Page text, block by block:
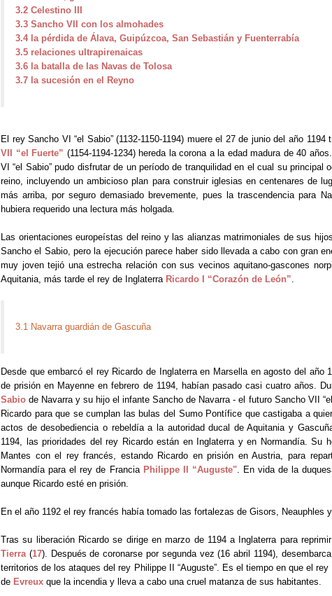
3.2 Celestino III
3.3 Sancho VII con los almohades
3.4 la pérdida de Álava, Guipúzcoa, San Sebastián y Fuenterrabía
3.5 relaciones ultrapirenaicas
3.6 la batalla de las Navas de Tolosa
3.7 la sucesión en el Reyno
El rey Sancho VI “el Sabio” (1132-1150-1194) muere el 27 de junio del año
VII “el Fuerte” (1154-1194-1234) hereda la corona a la edad madura de 40
VI “el Sabio” pudo disfrutar de un período de tranquilidad en el cual su principal
reino, incluyendo un ambicioso plan para construir iglesias en centenares de
más arriba, por seguro demasiado brevemente, pues la trascendencia para
hubiera requerido una lectura más holgada.
Las orientaciones europeístas del reino y las alianzas matrimoniales de sus
Sancho el Sabio, pero la ejecución parece haber sido llevada a cabo con gran
muy joven tejió una estrecha relación con sus vecinos aquitano-gascones
Aquitania, más tarde el rey de Inglaterra Ricardo I “Corazón de León”.
3.1 Navarra guardián de Gascuña
Desde que embarcó el rey Ricardo de Inglaterra en Marsella en agosto del año
de prisión en Mayenne en febrero de 1194, habían pasado casi cuatro años.
Sabio de Navarra y su hijo el infante Sancho de Navarra - el futuro Sancho VII
Ricardo para que se cumplan las bulas del Sumo Pontífice que castigaba a
actos de desobediencia o rebeldía a la autoridad ducal de Aquitania y
1194, las prioridades del rey Ricardo están en Inglaterra y en Normandía. Su
Mantes con el rey francés, estando Ricardo en prisión en Austria, para
Normandía para el rey de Francia Philippe II “Auguste". En vida de la
aunque Ricardo esté en prisión.
En el año 1192 el rey francés había tomado las fortalezas de Gisors, Neauphles
Tras su liberación Ricardo se dirige en marzo de 1194 a Inglaterra para
Tierra (17). Después de coronarse por segunda vez (16 abril 1194),
territorios de los ataques del rey Philippe II “Auguste”. Es el tiempo en que el
de Evreux que la incendia y lleva a cabo una cruel matanza de sus habitantes.